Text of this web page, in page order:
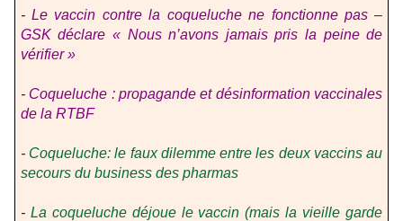
-Le vaccin contre la coqueluche ne fonctionne pas –
GSK déclare « Nous n’avons jamais pris la peine de
vérifier »
- Coqueluche : propagande et désinformation vaccinales
de la RTBF
- Coqueluche: le faux dilemme entre les deux vaccins au
secours du business des pharmas
- La coqueluche déjoue le vaccin (mais la vieille garde